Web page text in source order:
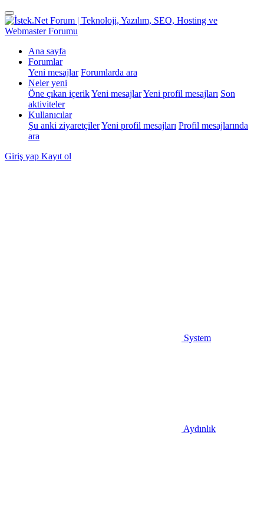
Ana sayfa
Forumlar
Yeni mesajlar Forumlarda ara
Neler yeni
Öne çıkan içerikYeni mesajlarYeni profil mesajları Son
aktiviteler
Kullanıcılar
Şu anki ziyaretçilerYeni profil mesajları Profil mesajlarında
ara
Giriş yap Kayıt ol
System
Aydınlık